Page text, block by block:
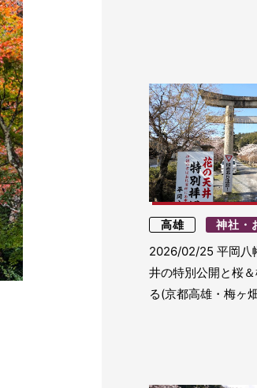
高雄 神社・
2026/02/25 平岡八
井の特別公開と桜
る(京都高雄・梅ヶ